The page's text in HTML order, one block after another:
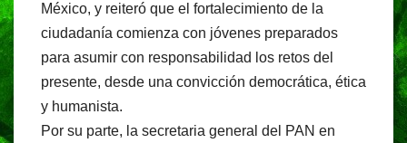
México, y reiteró que el fortalecimiento de la
ciudadanía comienza con jóvenes preparados
para asumir con responsabilidad los retos del
presente, desde una convicción democrática, ética
y humanista.
Por su parte, la secretaria general del PAN en